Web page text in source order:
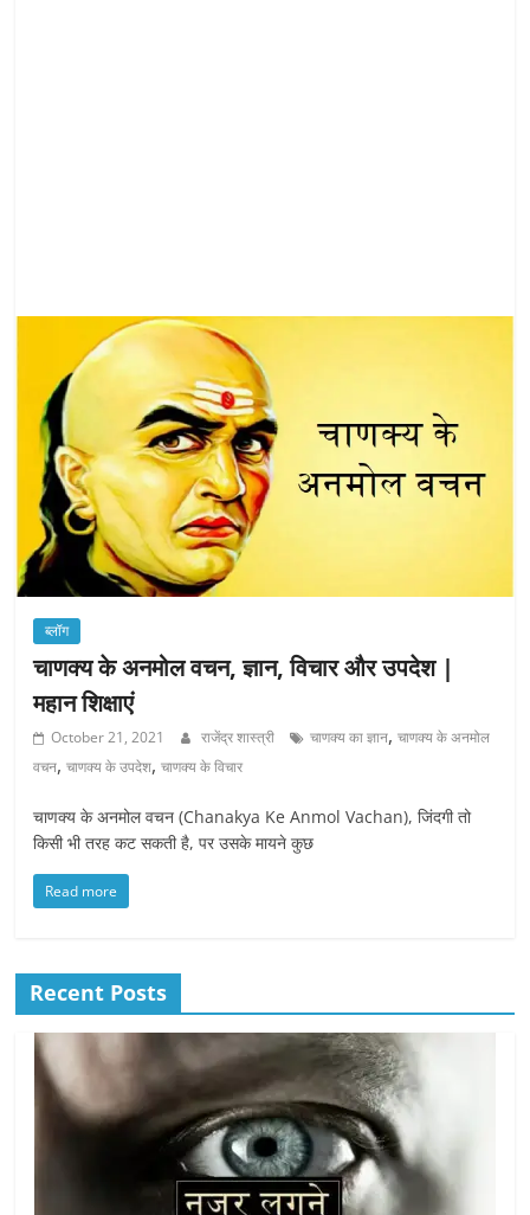
ब्लॉग
चाणक्य के अनमोल वचन, ज्ञान, विचार और उपदेश |
महान शिक्षाएं
October 21, 2021 राजेंद्र शास्त्री चाणक्य का ज्ञान,चाणक्य के अनमोल
वचन,चाणक्य के उपदेश,चाणक्य के विचार
चाणक्य के अनमोल वचन (Chanakya Ke Anmol Vachan), जिंदगी तो
किसी भी तरह कट सकती है, पर उसके मायने कुछ
Read more
Recent Posts